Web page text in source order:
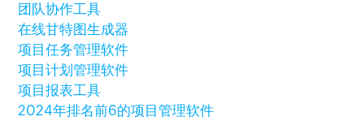
团队协作工具
在线甘特图生成器
项目任务管理软件
项目计划管理软件
项目报表工具
2024年排名前6的项目管理软件